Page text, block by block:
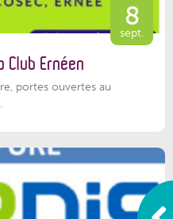
8
sept.
Ernéen
portes ouvertes au